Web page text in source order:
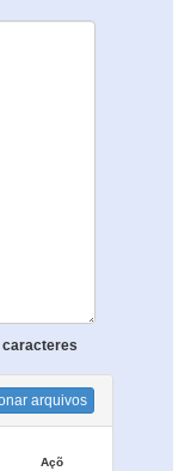
caracteres
arquivos
Açõ